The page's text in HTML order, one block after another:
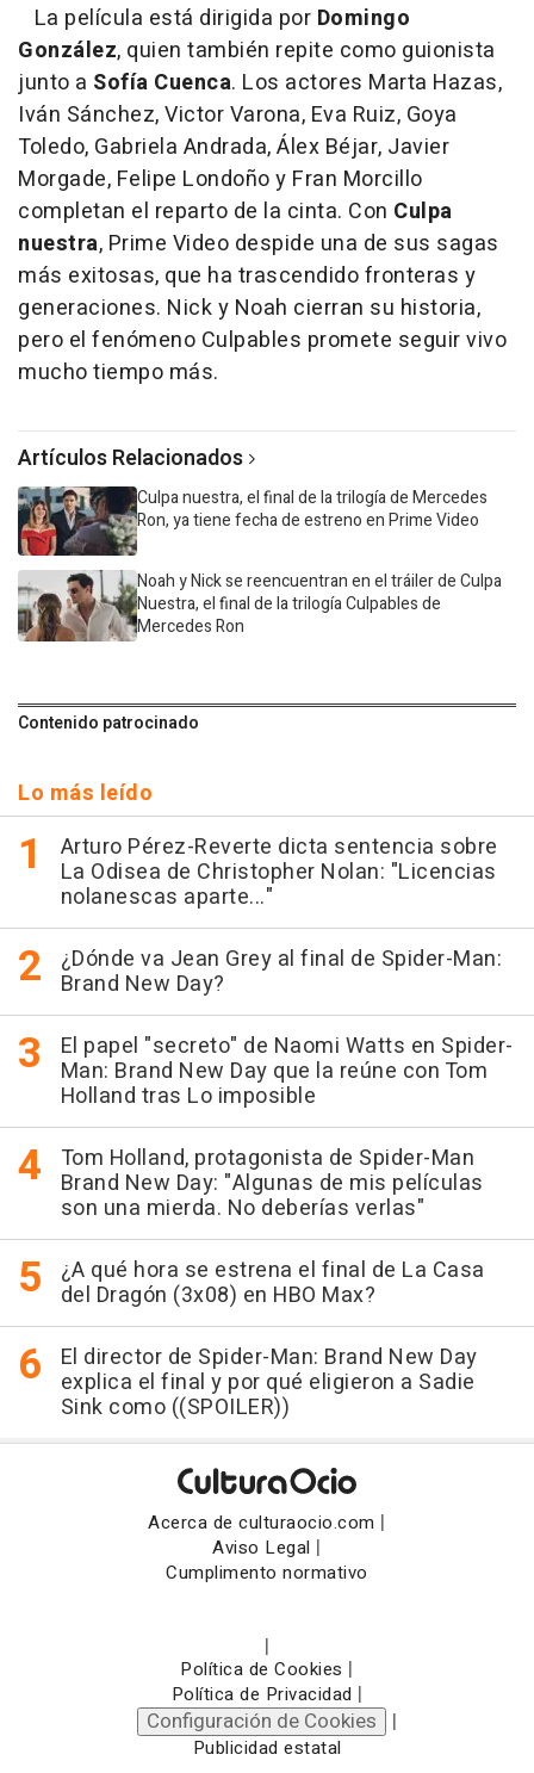
La película está dirigida por Domingo
González, quien también repite como guionista
junto a Sofía Cuenca. Los actores Marta Hazas,
Iván Sánchez, Victor Varona, Eva Ruiz, Goya
Toledo, Gabriela Andrada, Álex Béjar, Javier
Morgade, Felipe Londoño y Fran Morcillo
completan el reparto de la cinta. Con Culpa
nuestra, Prime Video despide una de sus sagas
más exitosas, que ha trascendido fronteras y
generaciones. Nick y Noah cierran su historia,
pero el fenómeno Culpables promete seguir vivo
mucho tiempo más.
Artículos Relacionados
Culpa nuestra, el final de la trilogía de Mercedes
Ron, ya tiene fecha de estreno en Prime Video
Noah y Nick se reencuentran en el tráiler de Culpa
Nuestra, el final de la trilogía Culpables de
Mercedes Ron
Contenido patrocinado
Lo más leído
Arturo Pérez-Reverte dicta sentencia sobre
La Odisea de Christopher Nolan: "Licencias
nolanescas aparte..."
¿Dónde va Jean Grey al final de Spider-Man:
Brand New Day?
El papel "secreto" de Naomi Watts en Spider-
Man: Brand New Day que la reúne con Tom
Holland tras Lo imposible
Tom Holland, protagonista de Spider-Man
Brand New Day: "Algunas de mis películas
son una mierda. No deberías verlas"
¿A qué hora se estrena el final de La Casa
del Dragón (3x08) en HBO Max?
El director de Spider-Man: Brand New Day
explica el final y por qué eligieron a Sadie
Sink como ((SPOILER))
Acerca de culturaocio.com |
Aviso Legal |
Cumplimento normativo
|
Política de Cookies |
Política de Privacidad |
Configuración de Cookies |
Publicidad estatal